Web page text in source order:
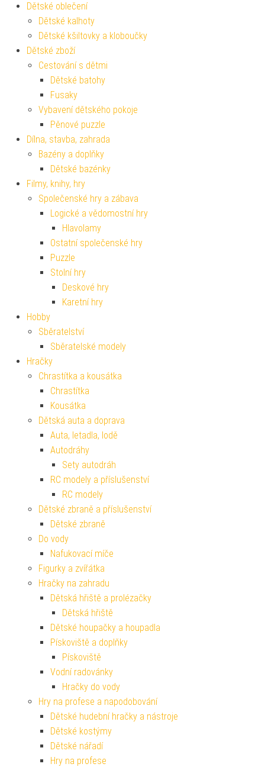
Dětské oblečení
Dětské kalhoty
Dětské kšiltovky a kloboučky
Dětské zboží
Cestování s dětmi
Dětské batohy
Fusaky
Vybavení dětského pokoje
Pěnové puzzle
Dílna, stavba, zahrada
Bazény a doplňky
Dětské bazénky
Filmy, knihy, hry
Společenské hry a zábava
Logické a vědomostní hry
Hlavolamy
Ostatní společenské hry
Puzzle
Stolní hry
Deskové hry
Karetní hry
Hobby
Sběratelství
Sběratelské modely
Hračky
Chrastítka a kousátka
Chrastítka
Kousátka
Dětská auta a doprava
Auta, letadla, lodě
Autodráhy
Sety autodráh
RC modely a příslušenství
RC modely
Dětské zbraně a příslušenství
Dětské zbraně
Do vody
Nafukovací míče
Figurky a zvířátka
Hračky na zahradu
Dětská hřiště a prolézačky
Dětská hřiště
Dětské houpačky a houpadla
Pískoviště a doplňky
Pískoviště
Vodní radovánky
Hračky do vody
Hry na profese a napodobování
Dětské hudební hračky a nástroje
Dětské kostýmy
Dětské nářadí
Hry na profese